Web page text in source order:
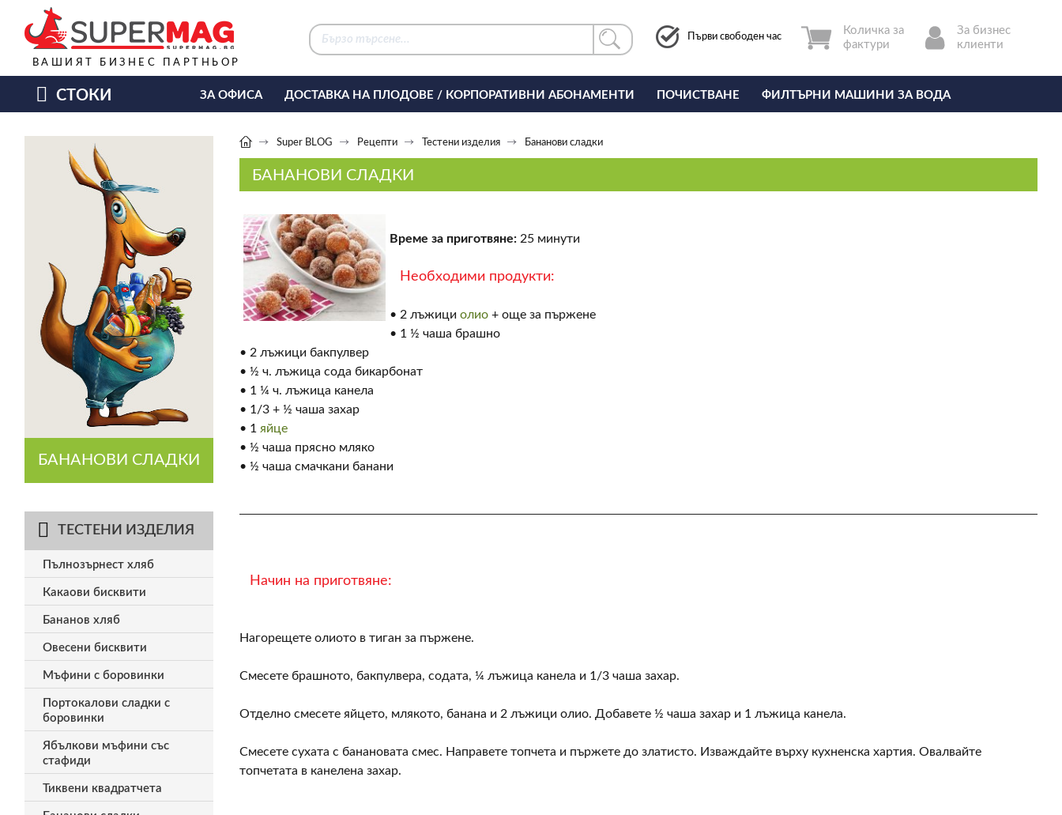
ВАШИЯТ БИЗНЕС ПАРТНЬОР
Първи свободен час
Количка за
фактури
За бизнес
клиенти
СТОКИ ЗА ОФИСА ДОСТАВКА НА ПЛОДОВЕ / КОРПОРАТИВНИ АБОНАМЕНТИ ПОЧИСТВАНЕ ФИЛТЪРНИ МАШИНИ ЗА ВОДА
БАНАНОВИ СЛАДКИ
ТЕСТЕНИ ИЗДЕЛИЯ
Пълнозърнест хляб
Какаови бисквити
Бананов хляб
Овесени бисквити
Мъфини с боровинки
Портокалови сладки с
боровинки
Ябълкови мъфини със
стафиди
Тиквени квадратчета
Super BLOG Рецепти Тестени изделия Бананови сладки
БАНАНОВИ СЛАДКИ
Време за приготвяне:25 минути
Необходими продукти:
• 2 лъжици олио+ още за пържене
• 1 ½ чаша брашно
• 2 лъжици бакпулвер
• ½ ч. лъжица сода бикарбонат
• 1 ¼ ч. лъжица канела
• 1/3 + ½ чаша захар
• 1 яйце
• ½ чаша прясно мляко
• ½ чаша смачкани банани
Начин на приготвяне:
Нагорещете олиото в тиган за пържене.
Смесете брашното, бакпулвера, содата, ¼ лъжица канела и 1/3 чаша захар.
Отделно смесете яйцето, млякото, банана и 2 лъжици олио. Добавете ½ чаша захар и 1 лъжица канела.
Смесете сухата с банановата смес. Направете топчета и пържете до златисто. Изваждайте върху кухненска хартия. Овалвайте
топчетата в канелена захар.